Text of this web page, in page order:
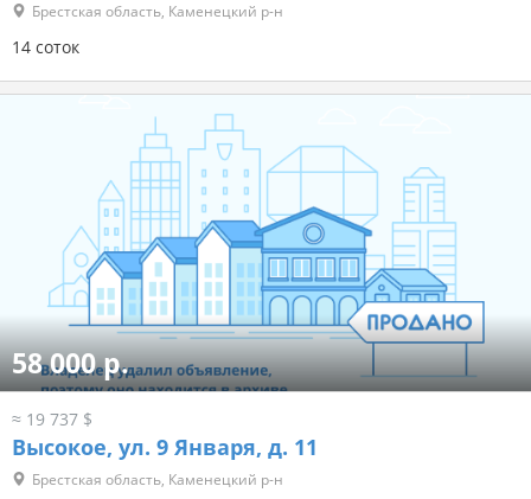
Брестская область, Каменецкий р-н
14 соток
58 000 р.
≈ 19 737 $
Высокое, ул. 9 Января, д. 11
Брестская область, Каменецкий р-н